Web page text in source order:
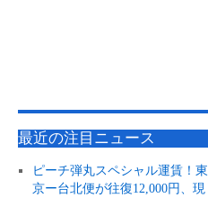
最近の注目ニュース
ピーチ弾丸スペシャル運賃！東
京ー台北便が往復12,000円、現